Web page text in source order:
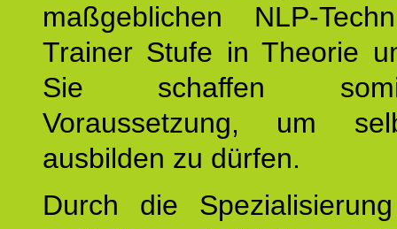
maßgeblichen NLP-
Trainer Stufe in Theorie
Sie schaffen
Voraussetzung, um
ausbilden zu dürfen.
Durch die